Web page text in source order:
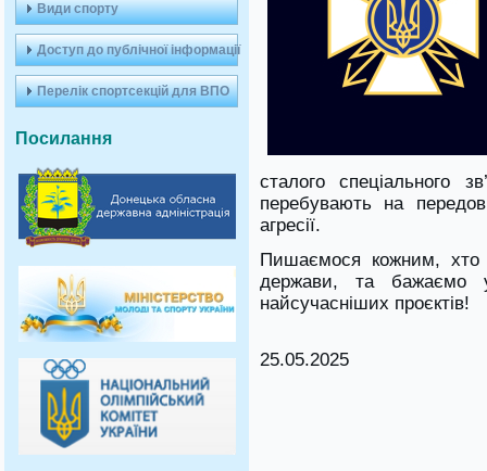
Види спорту
Доступ до публічної інформації
Перелік спортсекцій для ВПО
Посилання
сталого спеціального
перебувають на
агресії.
Пишаємося кожним,
держави, та бажаємо
найсучасніших проєктів!
25.05.2025